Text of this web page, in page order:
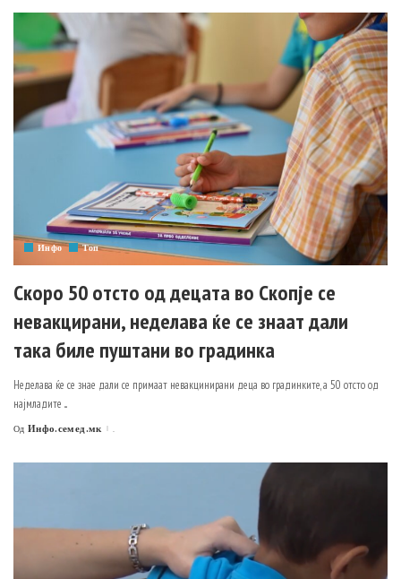
Инфо Топ
Скоро 50 отсто од децата во Скопје се
невакцирани, неделава ќе се знаат дали
така биле пуштани во градинка
Неделава ќе се знае дали се примаат невакцинирани деца во градинките, а 50 отсто од
најмладите ...
Posted
Од Инфо.семед.мк .